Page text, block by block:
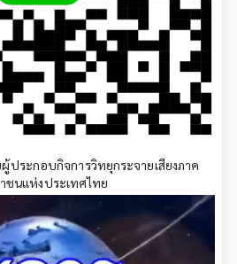
ประกอบกิจการวิทยุกระจายเสียงภาค
ชนแห่งประเทศไทย